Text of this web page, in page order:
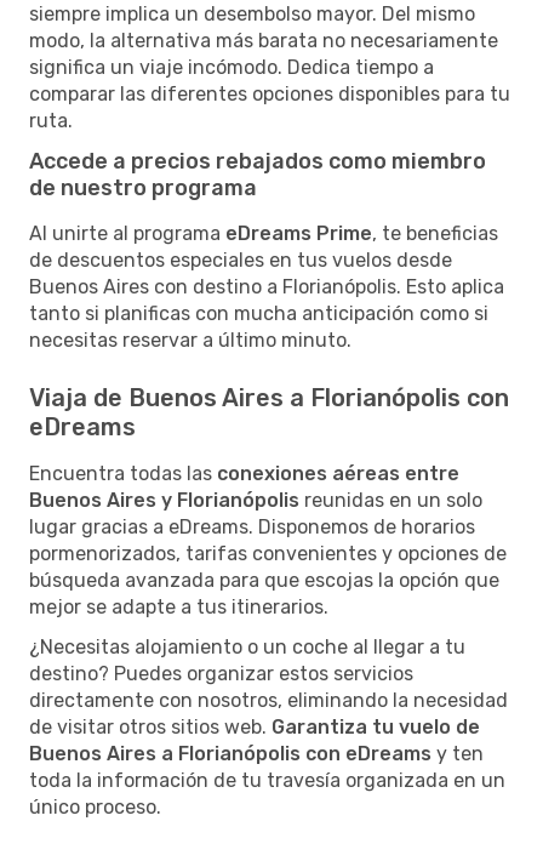
siempre implica un desembolso mayor. Del mismo
modo, la alternativa más barata no necesariamente
significa un viaje incómodo. Dedica tiempo a
comparar las diferentes opciones disponibles para tu
ruta.
Accede a precios rebajados como miembro
de nuestro programa
Al unirte al programa eDreams Prime, te beneficias
de descuentos especiales en tus vuelos desde
Buenos Aires con destino a Florianópolis. Esto aplica
tanto si planificas con mucha anticipación como si
necesitas reservar a último minuto.
Viaja de Buenos Aires a Florianópolis con
eDreams
Encuentra todas las conexiones aéreas entre
Buenos Aires y Florianópolis reunidas en un solo
lugar gracias a eDreams. Disponemos de horarios
pormenorizados, tarifas convenientes y opciones de
búsqueda avanzada para que escojas la opción que
mejor se adapte a tus itinerarios.
¿Necesitas alojamiento o un coche al llegar a tu
destino? Puedes organizar estos servicios
directamente con nosotros, eliminando la necesidad
de visitar otros sitios web. Garantiza tu vuelo de
Buenos Aires a Florianópolis con eDreams y ten
toda la información de tu travesía organizada en un
único proceso.